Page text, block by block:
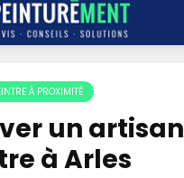
À PROXIMITÉ
un artisan
à Arles